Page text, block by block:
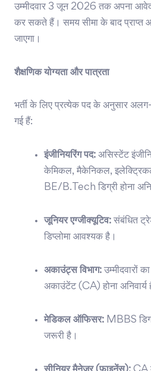
उम्मीदवार 3 जून 2026 तक अपना
कर सकते हैं। समय सीमा के बाद प्राप्त
जाएगा।
शैक्षणिक योग्यता और पात्रता
भर्ती के लिए प्रत्येक पद के अनुसार अलग-
गई हैं:
इंजीनियरिंग पद: असिस्टेंट
केमिकल, मैकेनिकल,
BE/B.Tech डिग्री होना
जूनियर एग्जीक्यूटिव: संबंधित
डिप्लोमा आवश्यक है।
अकाउंट्स विभाग: उम्मीदवारों
अकाउंटेंट (CA) होना अनिवार्य
मेडिकल ऑफिसर: MBBS
जरूरी है।